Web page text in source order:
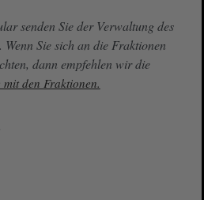
senden Sie der Verwaltung des
Sie sich an die Fraktionen
dann empfehlen wir die
den Fraktionen.